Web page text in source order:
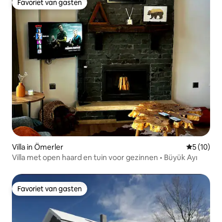
Favoriet van gasten
Favoriet van gasten
Villa in Ömerler
5 (10)
Villa met open haard en tuin voor gezinnen • Büyük Ayı
Favoriet van gasten
Favoriet van gasten